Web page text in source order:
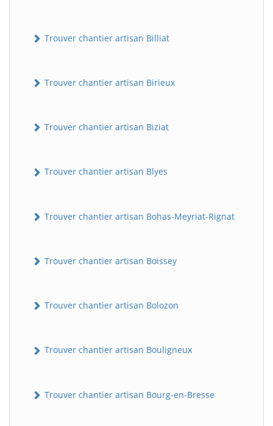
Trouver chantier artisan Billiat
Trouver chantier artisan Birieux
Trouver chantier artisan Biziat
Trouver chantier artisan Blyes
Trouver chantier artisan Bohas-Meyriat-Rignat
Trouver chantier artisan Boissey
Trouver chantier artisan Bolozon
Trouver chantier artisan Bouligneux
Trouver chantier artisan Bourg-en-Bresse